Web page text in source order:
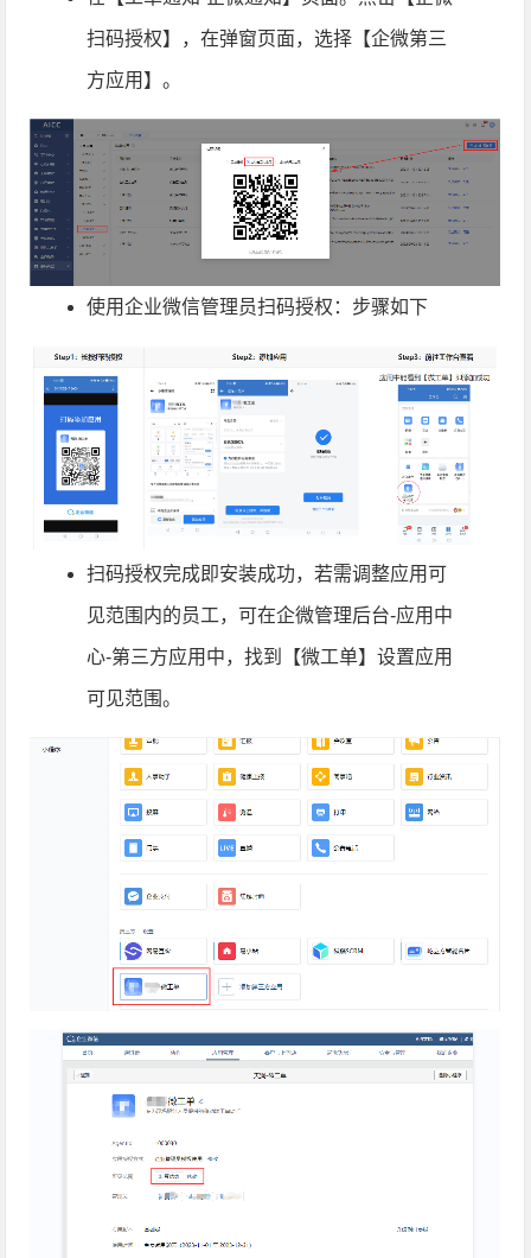
扫码授权】，在弹窗页面，选择【企微第三
方应用】。
使用企业微信管理员扫码授权：步骤如下
扫码授权完成即安装成功，若需调整应用可
见范围内的员工，可在企微管理后台-应用中
心-第三方应用中，找到【微工单】设置应用
可见范围。